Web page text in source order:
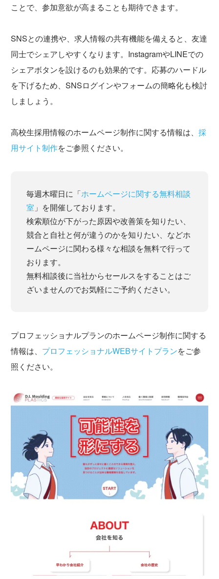
ことで、参加意欲が高まることも期待できます。
SNSとの連携や、求人情報の共有機能を備えると、友達
同士でシェアしやすくなります。InstagramやLINEでの
シェアボタンを設けるのも効果的です。応募のハードル
を下げるため、SNSログインやフォームの簡略化も検討
しましょう。
高校生採用情報のホームページ制作に関する情報は、採
用サイト制作をご参照ください。
毎週木曜日に「ホームページに関する無料相談
室 」を開催しております。
検索順位が下がった原因や改善策を知りたい、
競合と自社と何が違うのかを知りたい、などホ
ームページに関わる様々な相談を無料で行って
おります。
無料相談後に当社からセールスをすることはご
ざいませんのでお気軽にご予約ください。
プロフェッショナルプランのホームページ制作に関する
情報は、 プロフェッショナルWEBサイトプランをご参
照ください。